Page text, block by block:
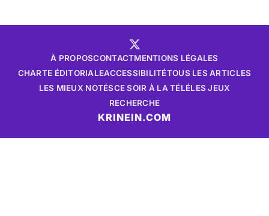
À PROPOSCONTACTMENTIONS LÉGALES
CHARTE ÉDITORIALEACCESSIBILITÉTOUS LES ARTICLES
LES MIEUX NOTÉSCE SOIR À LA TÉLÉLES JEUX
RECHERCHE
KRINEIN.COM